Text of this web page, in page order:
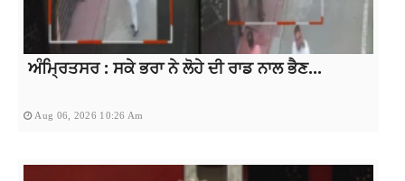
ਅੰਮ੍ਰਿਤਸਰ : ਸਕੇ ਭਰਾ ਨੇ ਲੋਹੇ ਦੀ ਰਾਡ ਨਾਲ ਭੈਣ...
Aug 06, 2026 10:26 Am